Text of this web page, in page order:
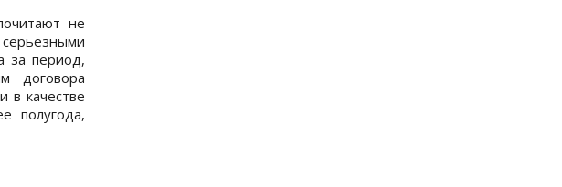
не
за период,
договора
в качестве
полугода,